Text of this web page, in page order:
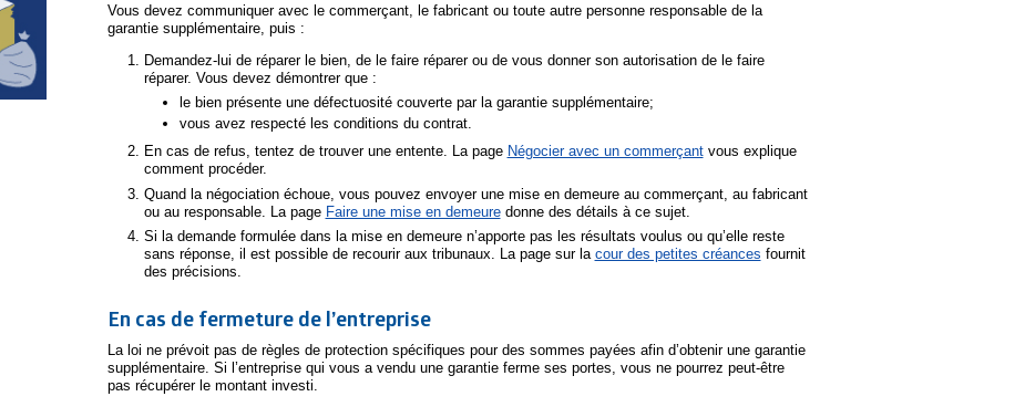
Vous devez communiquer avec le commerçant, le fabricant ou toute autre personne responsable de la
garantie supplémentaire, puis :
Demandez-lui de réparer le bien, de le faire réparer ou de vous donner son autorisation de le faire
réparer. Vous devez démontrer que :
le bien présente une défectuosité couverte par la garantie supplémentaire;
vous avez respecté les conditions du contrat.
En cas de refus, tentez de trouver une entente. La page Négocier avec un commerçantvous explique
comment procéder.
Quand la négociation échoue, vous pouvez envoyer une mise en demeure au commerçant, au fabricant
ou au responsable. La page Faire une mise en demeuredonne des détails à ce sujet.
Si la demande formulée dans la mise en demeure n’apporte pas les résultats voulus ou qu’elle reste
sans réponse, il est possible de recourir aux tribunaux. La page sur la cour des petites créances fournit
des précisions.
En cas de fermeture de l’entreprise
La loi ne prévoit pas de règles de protection spécifiques pour des sommes payées afin d’obtenir une garantie
supplémentaire. Si l’entreprise qui vous a vendu une garantie ferme ses portes, vous ne pourrez peut-être
pas récupérer le montant investi.